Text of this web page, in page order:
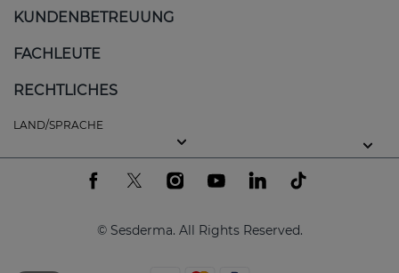
und sorgt für ein glatteres und jugendlicheres
Haut und stärkt die Barrierefunktion.
Ausgewählte Produkte der RETISES-Linie
RETISES 0,25 % regenerierende Anti-Falten-
RETISES Regenerierende Anti-Falten-Creme
KUNDENBETREUUNG
FACHLEUTE
RECHTLICHES
LAND/SPRACHE
© Sesderma. All Rights Reserved.